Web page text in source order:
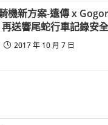
機新方案-遠傳 x
送響尾蛇行車記錄安全
2017 年 10 月 7 日